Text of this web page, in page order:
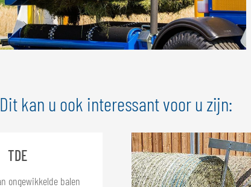
Dit kan u ook interessant voor u zijn:
TDE
ongewikkelde balen